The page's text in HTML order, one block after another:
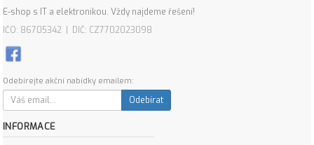
E-shop s IT a elektronikou. Vždy najdeme řešení!
IČO: 86705342 | DIČ: CZ7702023098
Odebírejte akční nabídky emailem:
Odebírat
INFORMACE